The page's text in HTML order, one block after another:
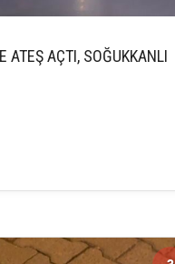
ATEŞ AÇTI, SOĞUKKANLI